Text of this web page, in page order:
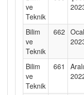
ve
Teknik
Bilim
ve
Teknik
662
Bilim
ve
Teknik
661